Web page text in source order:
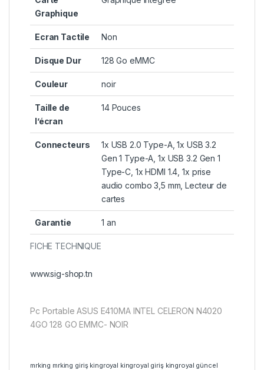
FICHE TECHNIQUE
Graphique
Ecran Tactile Non
Disque Dur 128 Go eMMC
Couleur noir
Taille de
l’écran
14 Pouces
Connecteurs
1x USB 2.0 Type-A, 1x USB 3.2
Gen 1 Type-A, 1x USB 3.2 Gen 1
Type-C, 1x HDMI 1.4, 1x prise
audio combo 3,5 mm, Lecteur de
cartes
Garantie 1 an
www.sig-shop.tn
Pc Portable ASUS E410MA INTEL CELERON N4020
4GO 128 GO EMMC- NOIR
mrking mrking giriş kingroyal kingroyal giriş kingroyal güncel